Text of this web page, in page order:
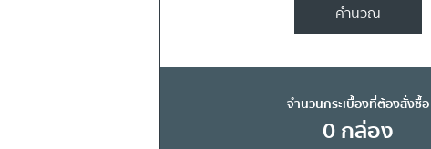
คำนวณ
จำนวนกระเบื้องที่ต้องสั่งซื้อ
0กล่อง